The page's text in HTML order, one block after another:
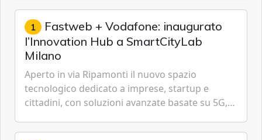
1 Fastweb + Vodafone: inaugurato
l’Innovation Hub a SmartCityLab
Milano
Aperto in via Ripamonti il nuovo spazio
tecnologico dedicato a imprese, startup e
cittadini, con soluzioni avanzate basate su 5G,
Cybersecurity.